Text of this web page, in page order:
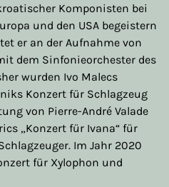
Komponisten bei
und den USA begeistern
er an der Aufnahme von
dem Sinfonieorchester des
wurden Ivo Malecs
Konzert für Schlagzeug
von Pierre-André Valade
„Konzert für Ivana“ für
Im Jahr 2020
für Xylophon und